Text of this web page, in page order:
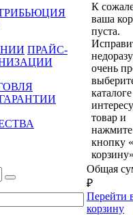
ПРАЙС-
К
ваша
пуста.
очень
каталоге
товар и
нажмите
кнопку
Общая
₽
Перейти
корзину